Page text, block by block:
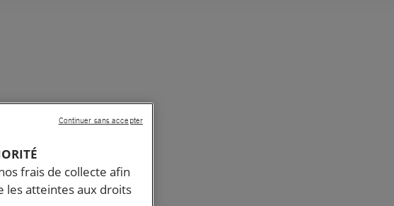
frais de collecte afin
les atteintes aux droits
Continuer sans accepter